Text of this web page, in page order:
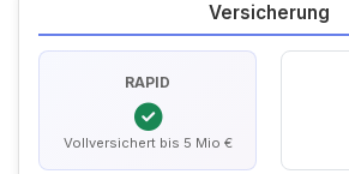
Versicherung
RAPID
Vollversichert bis 5 Mio €